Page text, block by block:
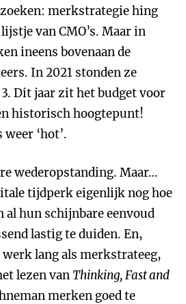
merkstrategie hing
van CMO’s. Maar in
ineens bovenaan de
In 2021 stonden ze
Dit jaar zit het budget voor
historisch hoogtepunt!
‘hot’.
wederopstanding. Maar…
tijdperk eigenlijk nog hoe
al hun schijnbare eenvoud
lastig te duiden. En,
lang als merkstrateeg,
lezen van Thinking, Fast and
merken goed te